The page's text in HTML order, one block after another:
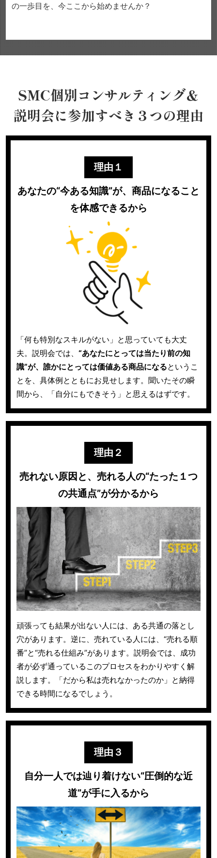
の一歩目を、今ここから始めませんか？
SMC個別コンサルティング＆
説明会に参加すべき ３つの理由
理由１
あなたの“今ある知識”が、商品になること
を体感できるから
「何も特別なスキルがない」と思っていても大丈
夫。 説明会では、 “あなたにとっては当たり前の知
識”が、誰かにとっては価値ある商品になるというこ
とを、具体例とともにお見せします。 聞いたその瞬
間から、「自分にもできそう」と思えるはずです。
理由２
売れない原因と、売れる人の“たった１つ
の共通点”が分かるから
頑張っても結果が出ない人には、ある共通の落とし
穴があります。 逆に、売れている人には、“売れる順
番”と“売れる仕組み”があります。 説明会では、成功
者が必ず通っているこのプロセスをわかりやすく解
説します。
「だから私は売れなかったのか」と納得
できる時間になるでしょう。
理由３
自分一人では辿り着けない“圧倒的な近
道”が手に入るから